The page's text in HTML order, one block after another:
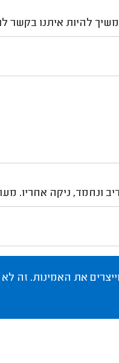
להיות איתנו בקשר
ונחמד, ניקה אחריו.
את האמינות. זה